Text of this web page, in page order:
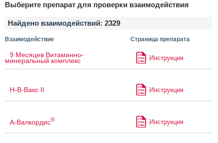
Выберите препарат для проверки взаимодействия
Найдено взаимодействий: 2329
Взаимодействие Страница препарата
9 Месяцев Витаминно-
минеральный комплекс Инструкция
H-B-Вакс II Инструкция
А-Валкордис® Инструкция